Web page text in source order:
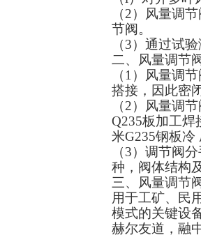
（2）风量调
节阀。
（3）通过试
二、风量调节
（1）风量调
搭接，因此密
（2）风量调
Q235板加工焊
米G235钢板冷
（3）调节阀
种，阀体结构
三、风量调节
用于工矿、民
模式的关键设
赫尔友道，融